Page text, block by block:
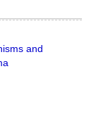
and